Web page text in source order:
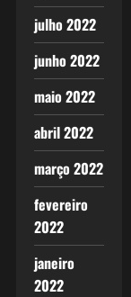
julho 2022
junho 2022
maio 2022
abril 2022
março 2022
fevereiro
2022
janeiro
2022